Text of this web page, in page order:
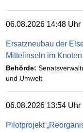
06.08.2026 14:48 Uhr
Ersatzneubau der
Mittelinseln im
Behörde:
und Umwelt
06.08.2026 13:54 Uhr
Pilotprojekt